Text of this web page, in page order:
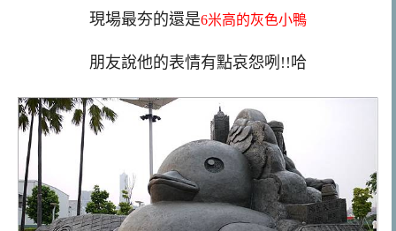
現場最夯的還是6米高的灰色小鴨
朋友說他的表情有點哀怨咧!!哈